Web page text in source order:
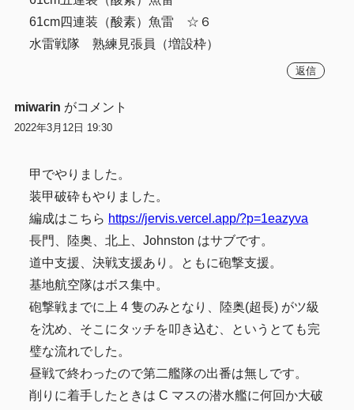
61cm四連装（酸素）魚雷 ☆６
水雷戦隊 熟練見張員（増設枠）
返信
miwarin がコメント
2022年3月12日 19:30
甲でやりました。
装甲破砕もやりました。
編成はこちら https://jervis.vercel.app/?p=1eazyva
長門、陸奥、北上、Johnston はサブです。
道中支援、決戦支援あり。ともに砲撃支援。
基地航空隊はボス集中。
砲撃戦までに上 4 隻のみとなり、陸奥(超長) がツ級
を沈め、そこにタッチを叩き込む、というとても完
璧な流れでした。
昼戦で終わったので第二艦隊の出番は無しです。
削りに着手したときは C マスの潜水艦に何回か大破